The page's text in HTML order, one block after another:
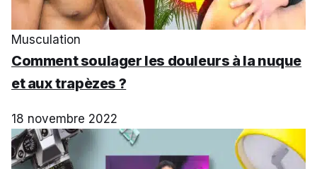
Musculation
Comment soulager les douleurs à la nuque
et aux trapèzes ?
18 novembre 2022